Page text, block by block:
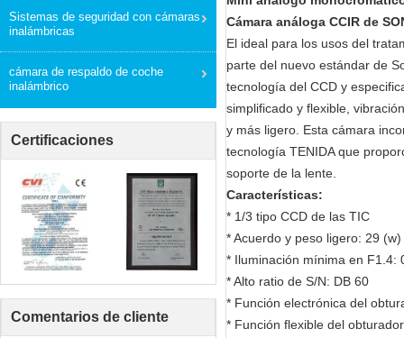
Sistemas de seguridad con cámaras
inalámbricas
cámara de respaldo de coche
inalámbrico
Certificaciones
Comentarios de cliente
Cámara análoga CCIR de
El ideal para los usos del
parte del nuevo estándar de
tecnología del CCD y
simplificado y flexible,
y más ligero. Esta cámara
tecnología TENIDA que
soporte de la lente.
Características:
* 1/3 tipo CCD de las TIC
* Acuerdo y peso ligero: 29
* Iluminación mínima en F1.4:
* Alto ratio de S/N: DB 60
* Función electrónica del
* Función flexible del